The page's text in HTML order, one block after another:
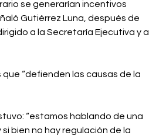
se generarían incentivos
Gutiérrez Luna, después de
a la Secretaría Ejecutiva y a
“defienden las causas de la
“estamos hablando de una
bien no hay regulación de la